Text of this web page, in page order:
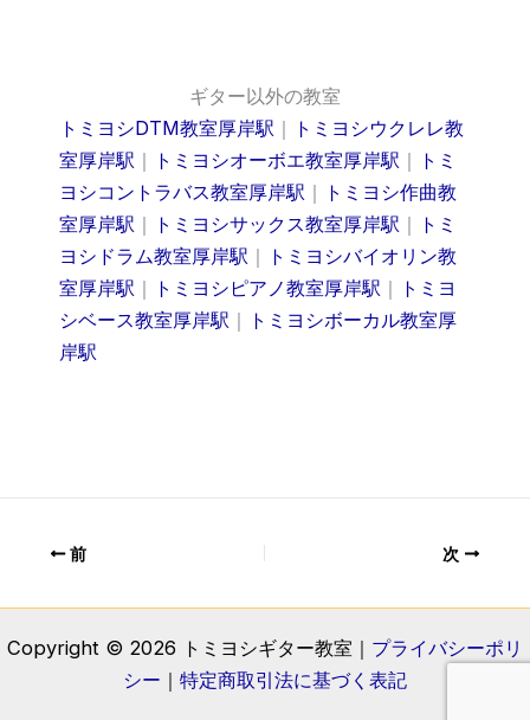
ギター以外の教室
トミヨシDTM教室厚岸駅 ｜ トミヨシウクレレ教
室厚岸駅 ｜ トミヨシオーボエ教室厚岸駅 ｜ トミ
ヨシコントラバス教室厚岸駅 ｜ トミヨシ作曲教
室厚岸駅 ｜ トミヨシサックス教室厚岸駅 ｜ トミ
ヨシドラム教室厚岸駅 ｜ トミヨシバイオリン教
室厚岸駅 ｜ トミヨシピアノ教室厚岸駅 ｜ トミヨ
シベース教室厚岸駅 ｜ トミヨシボーカル教室厚
岸駅
前 次
Copyright © 2026 トミヨシギター教室｜ プライバシーポリ
シー ｜ 特定商取引法に基づく表記